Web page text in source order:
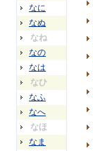
なに
なぬ
なね
なの
なは
なひ
なふ
なへ
なほ
なま